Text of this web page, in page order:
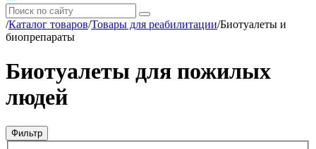
/Каталог товаров/Товары для реабилитации/Биотуалеты и
биопрепараты
Биотуалеты для пожилых
людей
Фильтр